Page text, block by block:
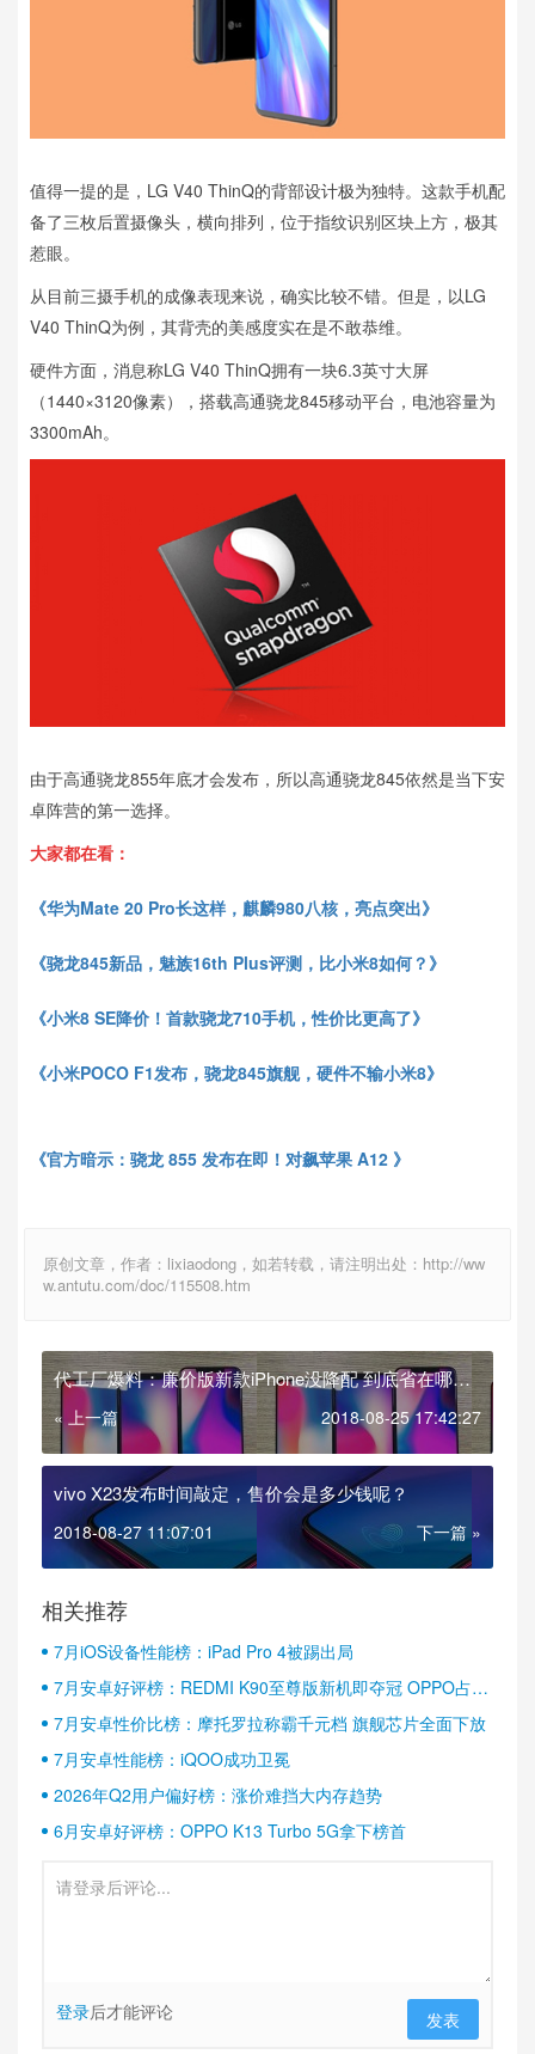
值得一提的是，LG V40 ThinQ的背部设计极为独特。这款手机配
备了三枚后置摄像头，横向排列，位于指纹识别区块上方，极其
惹眼。
从目前三摄手机的成像表现来说，确实比较不错。但是，以LG
V40 ThinQ为例，其背壳的美感度实在是不敢恭维。
硬件方面，消息称LG V40 ThinQ拥有一块6.3英寸大屏
（1440×3120像素），搭载高通骁龙845移动平台，电池容量为
3300mAh。
由于高通骁龙855年底才会发布，所以高通骁龙845依然是当下安
卓阵营的第一选择。
大家都在看：
《华为Mate 20 Pro长这样，麒麟980八核，亮点突出》
《骁龙845新品，魅族16th Plus评测，比小米8如何？》
《小米8 SE降价！首款骁龙710手机，性价比更高了》
《小米POCO F1发布，骁龙845旗舰，硬件不输小米8》
《官方暗示：骁龙 855 发布在即！对飙苹果 A12 》
原创文章，作者：lixiaodong，如若转载，请注明出处：http://ww
w.antutu.com/doc/115508.htm
代工厂爆料：廉价版新款iPhone没降配 到底省在哪
了？
« 上一篇 2018-08-25 17:42:27
vivo X23发布时间敲定，售价会是多少钱呢？
2018-08-27 11:07:01 下一篇 »
相关推荐
7月iOS设备性能榜：iPad Pro 4被踢出局
7月安卓好评榜：REDMI K90至尊版新机即夺冠 OPPO占据
半壁江山
7月安卓性价比榜：摩托罗拉称霸千元档 旗舰芯片全面下放
7月安卓性能榜：iQOO成功卫冕
2026年Q2用户偏好榜：涨价难挡大内存趋势
6月安卓好评榜：OPPO K13 Turbo 5G拿下榜首
登录后才能评论 发表